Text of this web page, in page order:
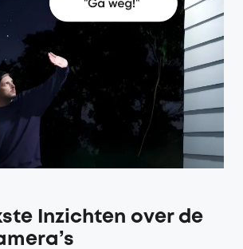
Inzichten over de